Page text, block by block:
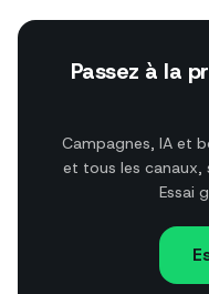
Passez à la
Campagnes, IA et
et tous les canaux,
Essai